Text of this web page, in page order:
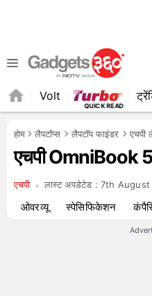
Volt
होम लैपटॉप्स लैपटॉप फाइंडर एचपी
एचपी OmniBook
एचपी लास्ट अपडेटेड : 7th
ओवरव्यू स्पेसिफिकेशन